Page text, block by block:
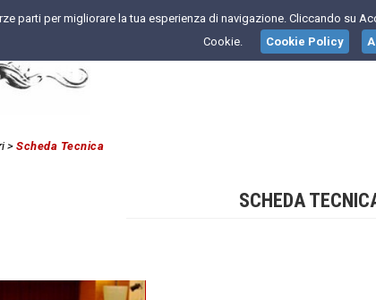
> Scheda Tecnica
SCHEDA
parti per migliorare la tua esperienza di navigazione. Cliccando su
Cookie.
Cookie Policy